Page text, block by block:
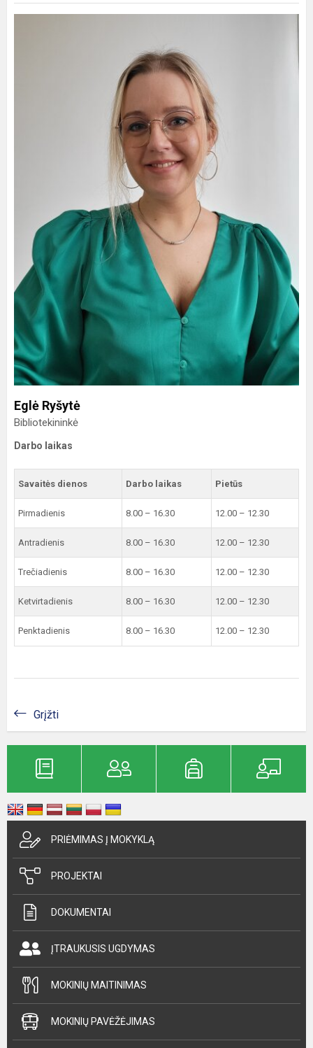
Eglė Ryšytė
Bibliotekininkė
Darbo laikas
Savaitės dienos Darbo laikas Pietūs
Pirmadienis 8.00 – 16.30 12.00 – 12.30
Antradienis 8.00 – 16.30 12.00 – 12.30
Trečiadienis 8.00 – 16.30 12.00 – 12.30
Ketvirtadienis 8.00 – 16.30 12.00 – 12.30
Penktadienis 8.00 – 16.30 12.00 – 12.30
Grįžti
PRIĖMIMAS Į MOKYKLĄ
PROJEKTAI
DOKUMENTAI
ĮTRAUKUSIS UGDYMAS
MOKINIŲ MAITINIMAS
MOKINIŲ PAVĖŽĖJIMAS